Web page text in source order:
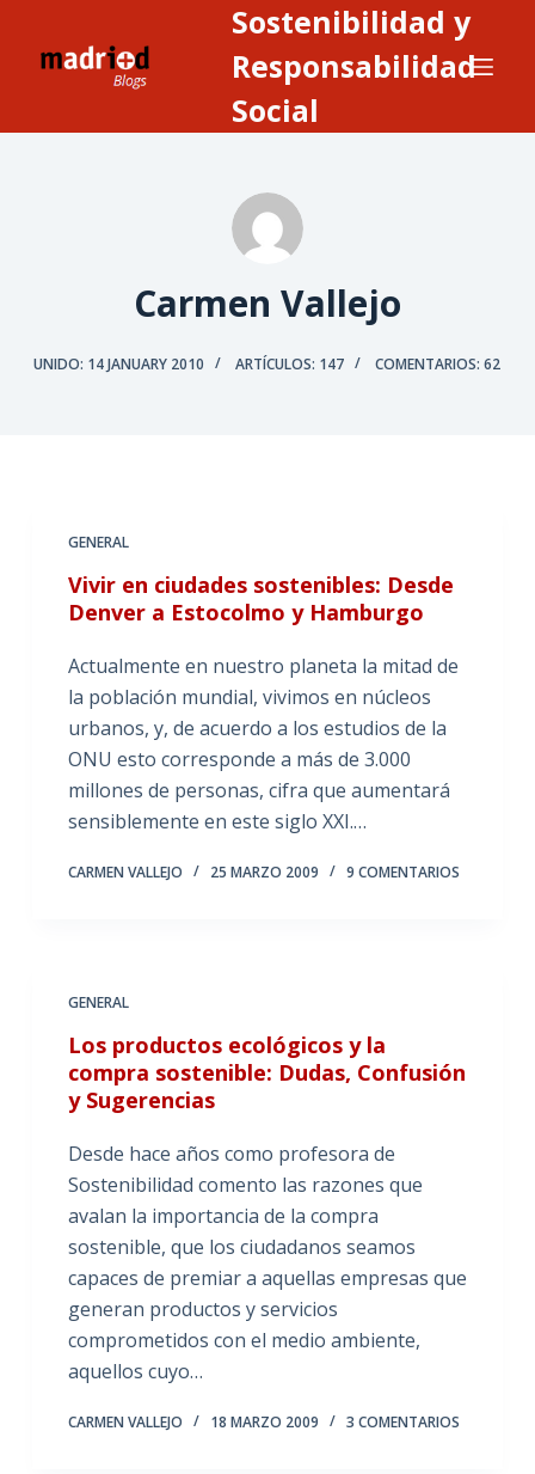
Sostenibilidad y
Responsabilidad
Social
Carmen Vallejo
UNIDO: 14 JANUARY 2010 ARTÍCULOS: 147 COMENTARIOS: 62
GENERAL
Vivir en ciudades sostenibles: Desde
Denver a Estocolmo y Hamburgo
Actualmente en nuestro planeta la mitad de
la población mundial, vivimos en núcleos
urbanos, y, de acuerdo a los estudios de la
ONU esto corresponde a más de 3.000
millones de personas, cifra que aumentará
sensiblemente en este siglo XXI.…
CARMEN VALLEJO 25 MARZO 2009 9 COMENTARIOS
GENERAL
Los productos ecológicos y la
compra sostenible: Dudas, Confusión
y Sugerencias
Desde hace años como profesora de
Sostenibilidad comento las razones que
avalan la importancia de la compra
sostenible, que los ciudadanos seamos
capaces de premiar a aquellas empresas que
generan productos y servicios
comprometidos con el medio ambiente,
aquellos cuyo…
CARMEN VALLEJO 18 MARZO 2009 3 COMENTARIOS